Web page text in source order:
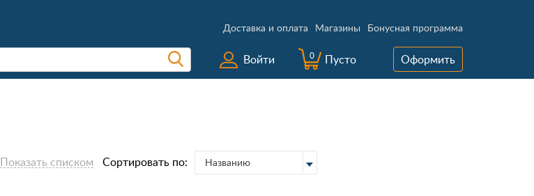
Доставка и оплата Магазины Бонусная программа
Войти 0 Пусто Оформить
Показать списком Сортировать по: Названию